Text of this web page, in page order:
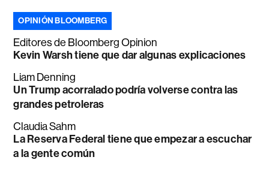
OPINIÓN BLOOMBERG
Editores de Bloomberg Opinion
Kevin Warsh tiene que dar algunas explicaciones
Liam Denning
Un Trump acorralado podría volverse contra las
grandes petroleras
Claudia Sahm
La Reserva Federal tiene que empezar a escuchar
a la gente común